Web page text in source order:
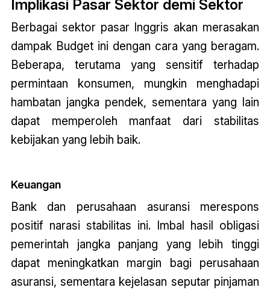
Implikasi Pasar Sektor demi Sektor
Berbagai sektor pasar Inggris akan merasakan
dampak Budget ini dengan cara yang beragam.
Beberapa, terutama yang sensitif terhadap
permintaan konsumen, mungkin menghadapi
hambatan jangka pendek, sementara yang lain
dapat memperoleh manfaat dari stabilitas
kebijakan yang lebih baik.
Keuangan
Bank dan perusahaan asuransi merespons
positif narasi stabilitas ini. Imbal hasil obligasi
pemerintah jangka panjang yang lebih tinggi
dapat meningkatkan margin bagi perusahaan
asuransi, sementara kejelasan seputar pinjaman